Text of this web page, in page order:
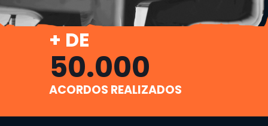
+ DE
50.000
ACORDOS REALIZADOS